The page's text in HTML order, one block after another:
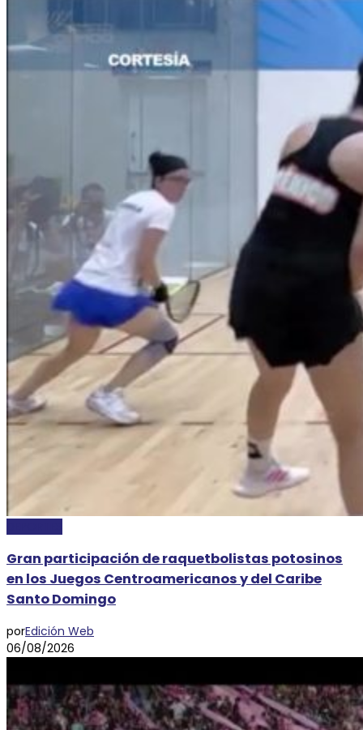
Gran participación de raquetbolistas potosinos
en los Juegos Centroamericanos y del Caribe
Santo Domingo
porEdición Web
06/08/2026